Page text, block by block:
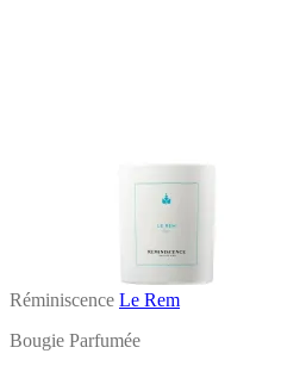
Réminiscence Le Rem
Bougie Parfumée